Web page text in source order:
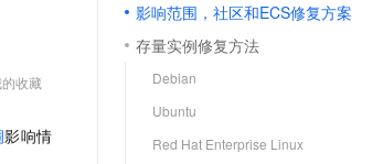
收藏
影响情
影响范围，社区和ECS修复方案
存量实例修复方法
Debian
Ubuntu
Red Hat Enterprise Linux
语音识别与合成
全托管，含MySQL、PostgreSQL、SQL Server、MariaDB多引擎
快速构建应用程序和网站，即刻迈出上云第一步
数字证书管理服务（原SSL证书）
实现全站HTTPS，呈现可信的WEB访问
从聊天伙伴进化为能主动干活的本地数字员工
输入一句话想法, 轻松生成专业的 PPT
一键部署幻兽帕鲁游戏服务器
一键购买专属联机服务器，轻松开启游戏
快速生产连贯的高质量长漫剧
新体验
商全链路生产力
广告素材
先锋实践拓展 AI 生产力的边界
飞天发布时刻
所见，即是所愿
从基础到进阶，Agent 创客手把手教你
Token 补贴，五大权
益加速 OPC 成功
伙伴信用分合作计划
合作伙伴培训与认证